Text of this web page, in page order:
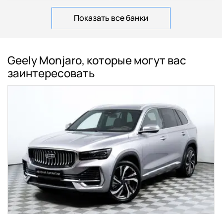
Показать все банки
Geely Monjaro, которые могут вас
заинтересовать